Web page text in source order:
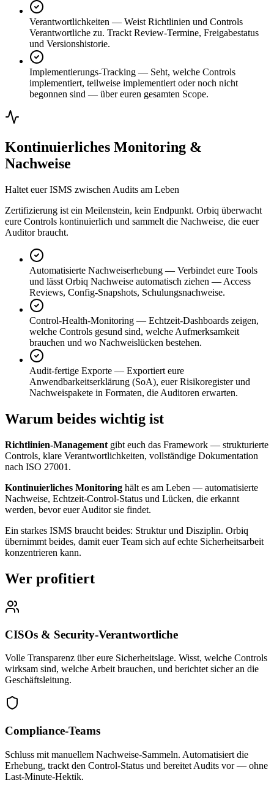
Verantwortlichkeiten — Weist Richtlinien und Controls
Verantwortliche zu. Trackt Review-Termine, Freigabestatus
und Versionshistorie.
Implementierungs-Tracking — Seht, welche Controls
implementiert, teilweise implementiert oder noch nicht
begonnen sind — über euren gesamten Scope.
Kontinuierliches Monitoring &
Nachweise
Haltet euer ISMS zwischen Audits am Leben
Zertifizierung ist ein Meilenstein, kein Endpunkt. Orbiq überwacht
eure Controls kontinuierlich und sammelt die Nachweise, die euer
Auditor braucht.
Automatisierte Nachweiserhebung — Verbindet eure Tools
und lässt Orbiq Nachweise automatisch ziehen — Access
Reviews, Config-Snapshots, Schulungsnachweise.
Control-Health-Monitoring — Echtzeit-Dashboards zeigen,
welche Controls gesund sind, welche Aufmerksamkeit
brauchen und wo Nachweislücken bestehen.
Audit-fertige Exporte — Exportiert eure
Anwendbarkeitserklärung (SoA), euer Risikoregister und
Nachweispakete in Formaten, die Auditoren erwarten.
Warum beides wichtig ist
Richtlinien-Management gibt euch das Framework — strukturierte
Controls, klare Verantwortlichkeiten, vollständige Dokumentation
nach ISO 27001.
Kontinuierliches Monitoring hält es am Leben — automatisierte
Nachweise, Echtzeit-Control-Status und Lücken, die erkannt
werden, bevor euer Auditor sie findet.
Ein starkes ISMS braucht beides: Struktur und Disziplin. Orbiq
übernimmt beides, damit euer Team sich auf echte Sicherheitsarbeit
konzentrieren kann.
Wer profitiert
CISOs & Security-Verantwortliche
Volle Transparenz über eure Sicherheitslage. Wisst, welche Controls
wirksam sind, welche Arbeit brauchen, und berichtet sicher an die
Geschäftsleitung.
Compliance-Teams
Schluss mit manuellem Nachweise-Sammeln. Automatisiert die
Erhebung, trackt den Control-Status und bereitet Audits vor — ohne
Last-Minute-Hektik.